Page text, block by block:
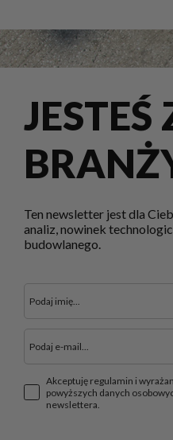
JESTEŚ
Ten newsletter jest dla
analiz, nowinek
budowlanego.
Akceptuję regulamin i
powyższych danych
newslettera.